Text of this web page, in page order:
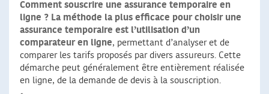
Comment souscrire une assurance temporaire en
ligne ? La méthode la plus efficace pour choisir une
assurance temporaire est l’utilisation d’un
comparateur en ligne, permettant d’analyser et de
comparer les tarifs proposés par divers assureurs. Cette
démarche peut généralement être entièrement réalisée
en ligne, de la demande de devis à la souscription.